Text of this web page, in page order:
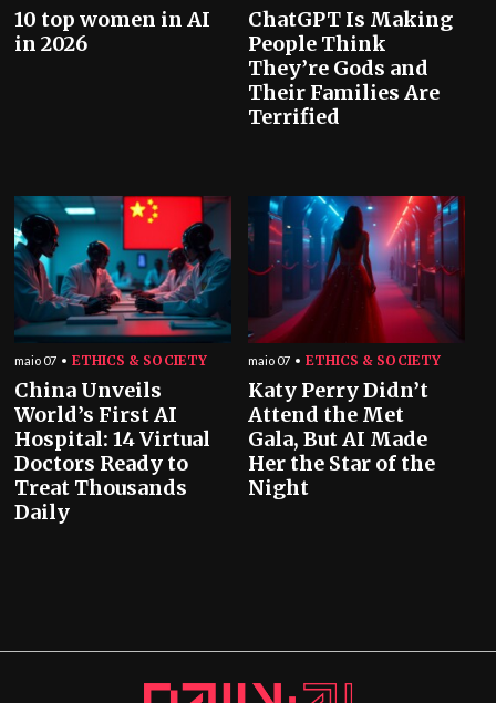
10 top women in AI
in 2026
ChatGPT Is Making
People Think
They’re Gods and
Their Families Are
Terrified
maio 07 ETHICS & SOCIETY
China Unveils
World’s First AI
Hospital: 14 Virtual
Doctors Ready to
Treat Thousands
Daily
maio 07 ETHICS & SOCIETY
Katy Perry Didn’t
Attend the Met
Gala, But AI Made
Her the Star of the
Night